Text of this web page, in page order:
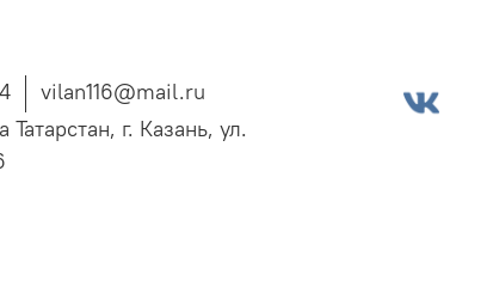
vilan116@mail.ru
Татарстан, г. Казань, ул.